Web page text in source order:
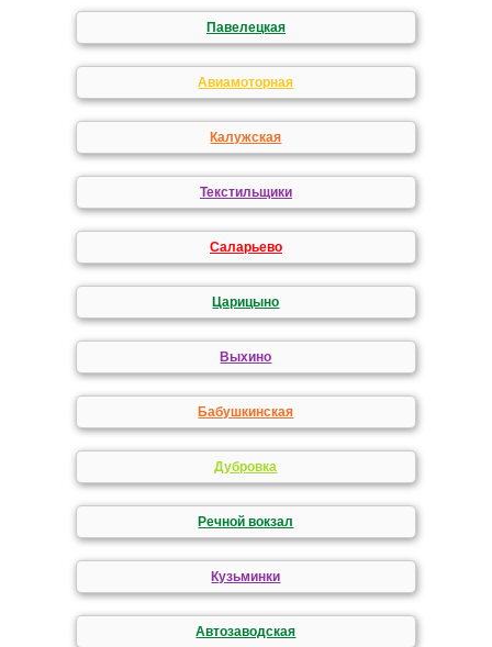
Павелецкая
Авиамоторная
Калужская
Текстильщики
Саларьево
Царицыно
Выхино
Бабушкинская
Дубровка
Речной вокзал
Кузьминки
Автозаводская